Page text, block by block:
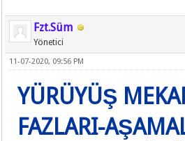
Fzt.Süm
Yönetici
11-07-2020, 09:56 PM
YÜRÜYÜŞ
FAZLARI-